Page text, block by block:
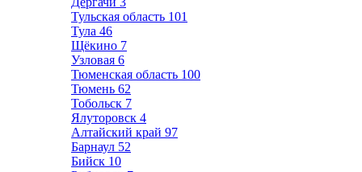
Тульская область 101
Тула 46
Щёкино 7
Узловая 6
Тюменская область 100
Тюмень 62
Тобольск 7
Ялуторовск 4
Алтайский край 97
Барнаул 52
Бийск 10